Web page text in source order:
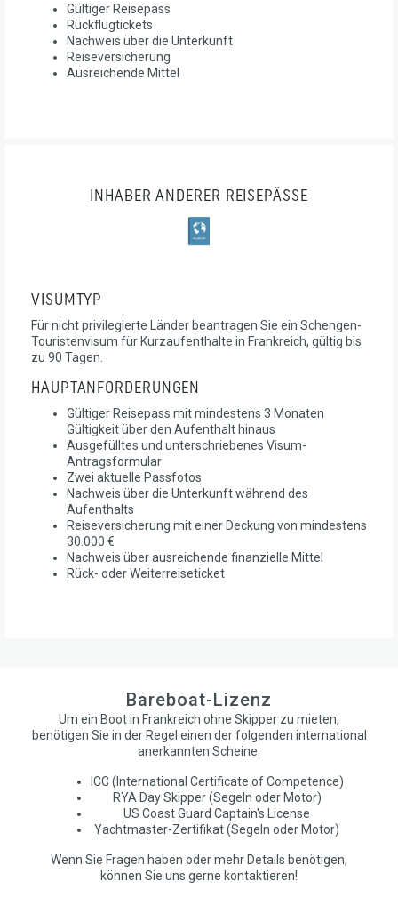
Gültiger Reisepass
Rückflugtickets
Nachweis über die Unterkunft
Reiseversicherung
Ausreichende Mittel
INHABER ANDERER REISEPÄSSE
VISUMTYP
Für nicht privilegierte Länder beantragen Sie ein Schengen-
Touristenvisum für Kurzaufenthalte in Frankreich, gültig bis
zu 90 Tagen.
HAUPTANFORDERUNGEN
Gültiger Reisepass mit mindestens 3 Monaten
Gültigkeit über den Aufenthalt hinaus
Ausgefülltes und unterschriebenes Visum-
Antragsformular
Zwei aktuelle Passfotos
Nachweis über die Unterkunft während des
Aufenthalts
Reiseversicherung mit einer Deckung von mindestens
30.000 €
Nachweis über ausreichende finanzielle Mittel
Rück- oder Weiterreiseticket
Bareboat-Lizenz
Um ein Boot in Frankreich ohne Skipper zu mieten,
benötigen Sie in der Regel einen der folgenden international
anerkannten Scheine:
ICC (International Certificate of Competence)
RYA Day Skipper (Segeln oder Motor)
US Coast Guard Captain's License
Yachtmaster-Zertifikat (Segeln oder Motor)
Wenn Sie Fragen haben oder mehr Details benötigen,
können Sie uns gerne kontaktieren!